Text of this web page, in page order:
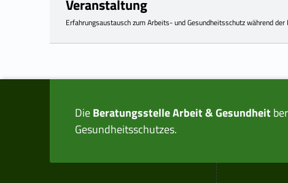
Veranstaltung
Erfahrungsaustausch zum Arbeits- und Gesundheitsschutz während der
Skip back to main navigation
DieBeratungsstelle Arbeit & Gesundheit
Gesundheitsschutzes.